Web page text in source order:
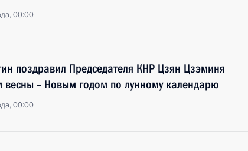
00:00
поздравил Председателя КНР Цзян Цзэминя
весны – Новым годом по лунному календарю
00:00